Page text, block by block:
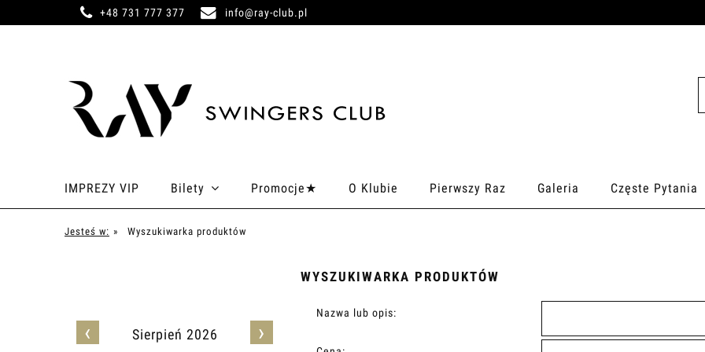
+48 731 777 377 info@ray-club.pl
IMPREZY VIP Bilety Promocje★ O Klubie Pierwszy Raz Galeria Częste Pytania
Jesteś w: » Wyszukiwarka produktów
‹ Sierpień 2026 ›
WYSZUKIWARKA PRODUKTÓW
Nazwa lub opis: